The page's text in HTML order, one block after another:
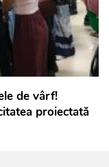
de vârf!
proiectată